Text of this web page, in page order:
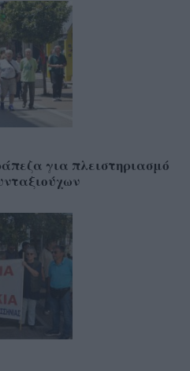
για πλειστηριασμό